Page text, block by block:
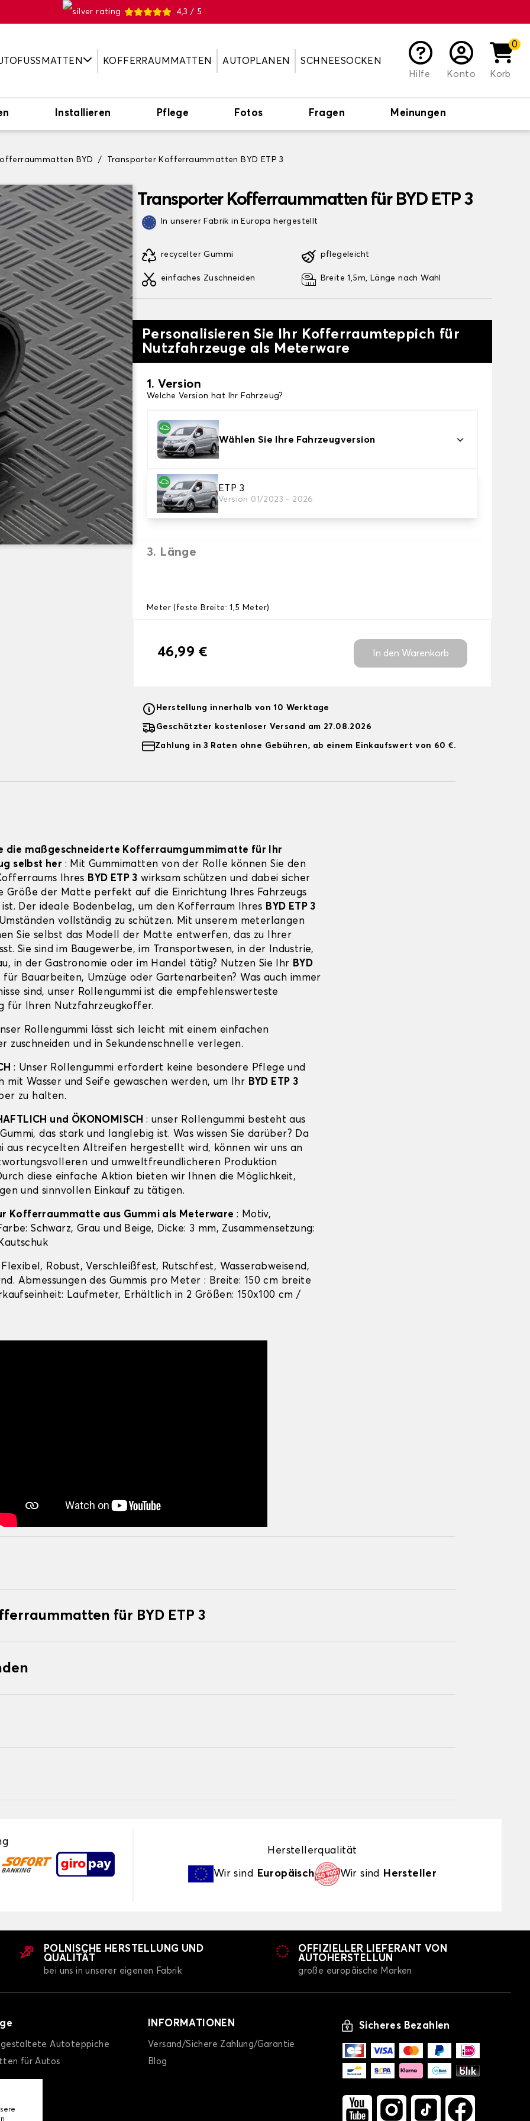
4,3 / 5
KOFFERRAUMMATTEN AUTOPLANEN
SCHNEESOCKEN
Hilfe
Konto
0
Korb
Installieren Pflege Fotos Fragen Meinungen
BYD Transporter Kofferraummatten BYD ETP 3
Transporter Kofferraummatten für BYD ETP 3
In unserer Fabrik in Europa hergestellt
recycelter Gummi
einfaches Zuschneiden
pflegeleicht
Breite 1,5m, Länge nach Wahl
Personalisieren Sie Ihr Kofferraumteppich für
Nutzfahrzeuge als Meterware
1. Version
Welche Version hat Ihr Fahrzeug?
Wählen Sie Ihre Fahrzeugversion
ETP 3
Version 01/2023 - 2026
2. Teppichfarbe
Wählen Sie die Farbe Ihres Teppichs des Kofferraums.
3. Länge
Meter (feste Breite: 1,5 Meter)
46,99 € In den Warenkorb
Herstellung innerhalb von 10 Werktage
Geschätzter kostenloser Versand am 27.08.2026
Zahlung in 3 Raten ohne Gebühren, ab einem Einkaufswert von 60 €.
die maßgeschneiderte Kofferraumgummimatte für Ihr
selbst her : Mit Gummimatten von der Rolle können Sie den
Ihres BYD ETP 3 wirksam schützen und dabei sicher
Größe der Matte perfekt auf die Einrichtung Ihres Fahrzeugs
Der ideale Bodenbelag, um den Kofferraum Ihres BYD ETP 3
vollständig zu schützen. Mit unserem meterlangen
Sie selbst das Modell der Matte entwerfen, das zu Ihrer
Sie sind im Baugewerbe, im Transportwesen, in der Industrie,
in der Gastronomie oder im Handel tätig? Nutzen Sie Ihr BYD
Bauarbeiten, Umzüge oder Gartenarbeiten? Was auch immer
sind, unser Rollengummi ist die empfehlenswerteste
für Ihren Nutzfahrzeugkoffer.
Rollengummi lässt sich leicht mit einem einfachen
zuschneiden und in Sekundenschnelle verlegen.
: Unser Rollengummi erfordert keine besondere Pflege und
mit Wasser und Seife gewaschen werden, um Ihr BYD ETP 3
zu halten.
und ÖKONOMISCH: unser Rollengummi besteht aus
das stark und langlebig ist. Was wissen Sie darüber? Da
aus recycelten Altreifen hergestellt wird, können wir uns an
und umweltfreundlicheren Produktion
diese einfache Aktion bieten wir Ihnen die Möglichkeit,
und sinnvollen Einkauf zu tätigen.
Kofferraummatte aus Gummi als Meterware : Motiv,
Schwarz, Grau und Beige, Dicke: 3 mm, Zusammensetzung:
Flexibel, Robust, Verschleißfest, Rutschfest, Wasserabweisend,
Abmessungen des Gummis pro Meter : Breite: 150 cm breite
Laufmeter, Erhältlich in 2 Größen: 150x100 cm /
für BYD ETP 3
Herstellerqualität
Wir sind Europäisch Wir sind Hersteller
POLNISCHE HERSTELLUNG UND
QUALITÄT
bei uns in unserer eigenen Fabrik
OFFIZIELLER LIEFERANT VON
AUTOHERSTELLUN
große europäische Marken
gestaltete Autoteppiche
für Autos
INFORMATIONEN
Versand/Sichere Zahlung/Garantie
Blog
Sicheres Bezahlen